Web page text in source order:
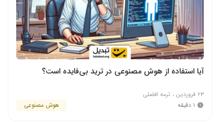
آیا استفاده از هوش مصنوعی در ترید بی‌فایده است؟
۲۳ فروردین ، ترمه افضلی
۱ دقیقه
هوش مصنوعی